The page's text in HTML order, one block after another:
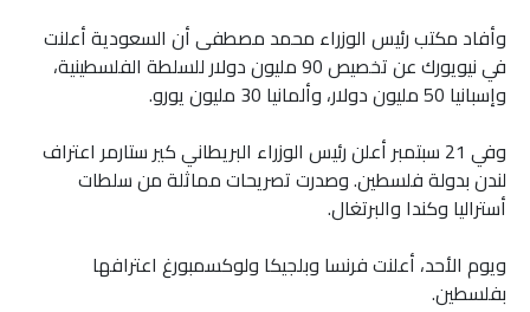
وأفاد مكتب رئيس الوزراء محمد مصطفى أن السعودية أعلنت
في نيويورك عن تخصيص 90 مليون دولار للسلطة الفلسطينية،
وإسبانيا 50 مليون دولار، وألمانيا 30 مليون يورو.
وفي 21 سبتمبر أعلن رئيس الوزراء البريطاني كير ستارمر اعتراف
لندن بدولة فلسطين. وصدرت تصريحات مماثلة من سلطات
أستراليا وكندا والبرتغال.
ويوم الأحد، أعلنت فرنسا وبلجيكا ولوكسمبورغ اعترافها
بفلسطين.